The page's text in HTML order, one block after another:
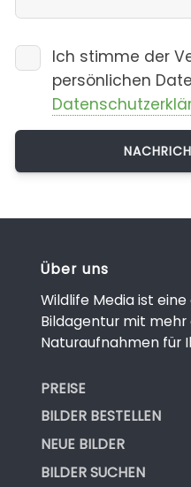
Ich stimme der
persönlichen
Über uns
Wildlife Media ist
Bildagentur mit mehr
Naturaufnahmen für
PREISE
BILDER BESTELLEN
NEUE BILDER
BILDER SUCHEN